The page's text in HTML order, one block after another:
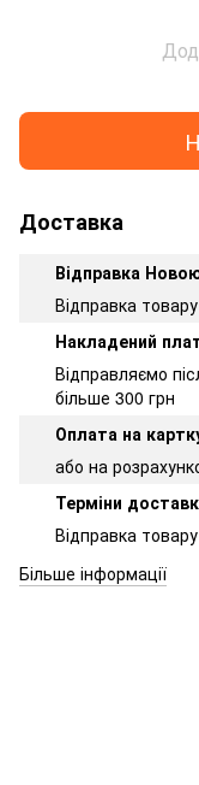
Доставка
Відправка
Відправка
Накладений
Відправляємо
більше 300 грн
Оплата на
або на
Терміни
Відправка
Більше інформації